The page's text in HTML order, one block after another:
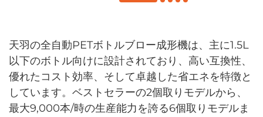
天羽の全自動PETボトルブロー成形機は、主に1.5L
以下のボトル向けに設計されており、高い互換性、
優れたコスト効率、そして卓越した省エネを特徴と
しています。ベストセラーの2個取りモデルから、
最大9,000本/時の生産能力を誇る6個取りモデルま